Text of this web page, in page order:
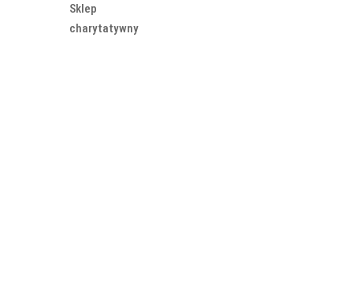
Sklep
charytatywny